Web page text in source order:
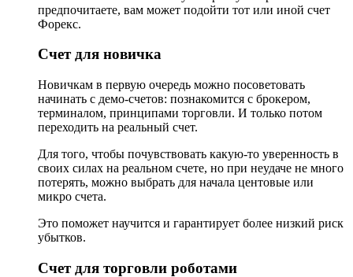
предпочитаете, вам может подойти тот или иной счет
Форекс.
Счет для новичка
Новичкам в первую очередь можно посоветовать
начинать с демо-счетов: познакомится с брокером,
терминалом, принципами торговли. И только потом
переходить на реальный счет.
Для того, чтобы почувствовать какую-то уверенность в
своих силах на реальном счете, но при неудаче не много
потерять, можно выбрать для начала центовые или
микро счета.
Это поможет научится и гарантирует более низкий риск
убытков.
Счет для торговли роботами